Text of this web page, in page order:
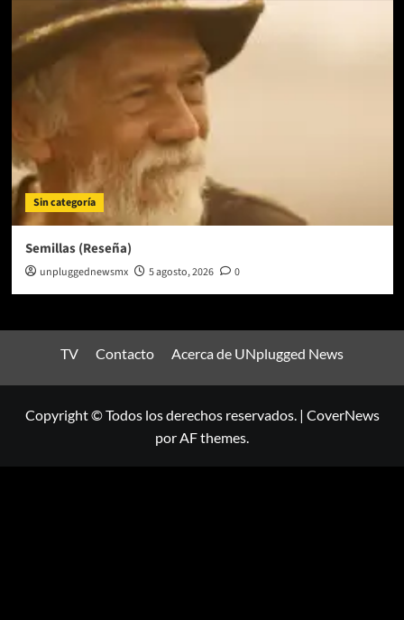
Sin categoría
Semillas (Reseña)
unpluggednewsmx 5 agosto, 2026 0
TV Contacto Acerca de UNplugged News
Copyright © Todos los derechos reservados. | CoverNews
por AF themes.